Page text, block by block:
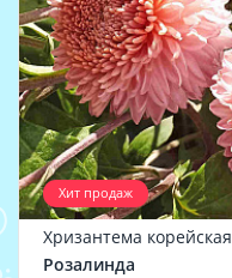
Хит продаж
Хризантема корейская
Розалинда